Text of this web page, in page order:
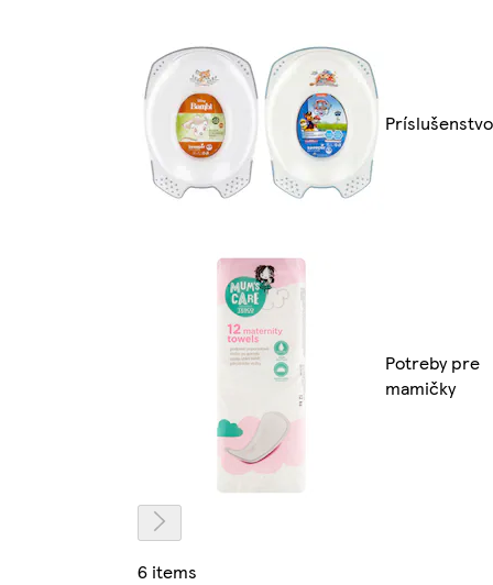
Príslušenstvo
Potreby pre
mamičky
6 items